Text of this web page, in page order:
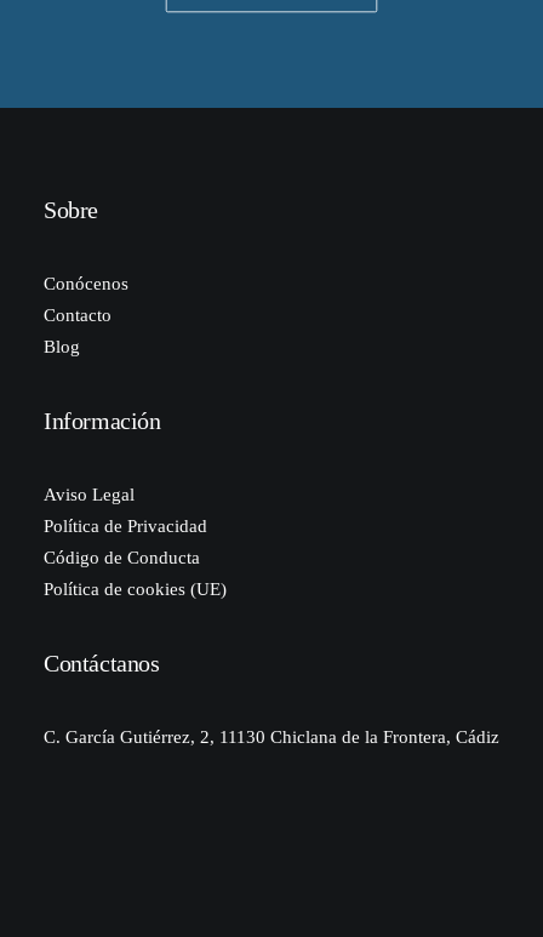
Sobre
Conócenos
Contacto
Blog
Información
Aviso Legal
Política de Privacidad
Código de Conducta
Política de cookies (UE)
Contáctanos
C. García Gutiérrez, 2, 11130 Chiclana de la Frontera, Cádiz